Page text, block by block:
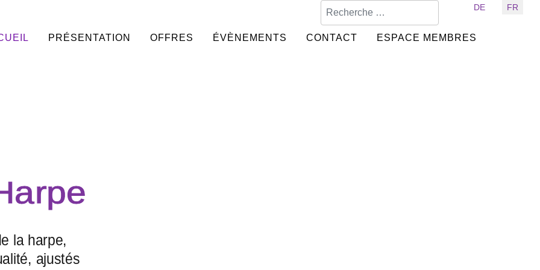
Sélectionnez votre langue
DE FR
PRÉSENTATION OFFRES ÉVÈNEMENTS CONTACT ESPACE MEMBRES